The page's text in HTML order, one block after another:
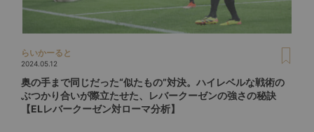
らいかーると
2024.05.12
奥の手まで同じだった“似たもの”対決。ハイレベルな戦術の
ぶつかり合いが際立たせた、レバークーゼンの強さの秘訣
【ELレバークーゼン対ローマ分析】